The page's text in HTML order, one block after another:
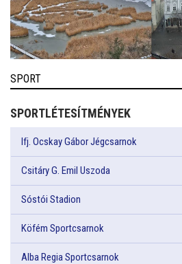
SPORT
SPORTLÉTESÍTMÉNYEK
Ifj. Ocskay Gábor Jégcsarnok
Csitáry G. Emil Uszoda
Sóstói Stadion
Köfém Sportcsarnok
Alba Regia Sportcsarnok